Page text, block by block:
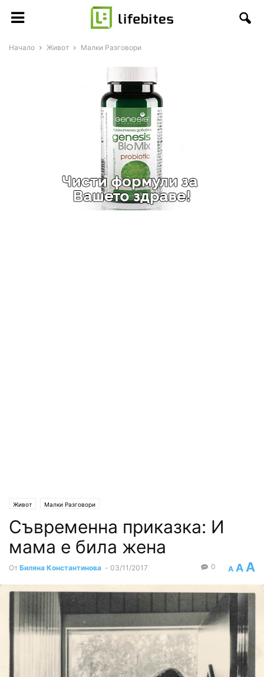
Начало Живот Малки Разговори
Живот Малки Разговори
Съвременна приказка: И
мама е била жена
От Биляна Константинова - 03/11/2017 A A A
0